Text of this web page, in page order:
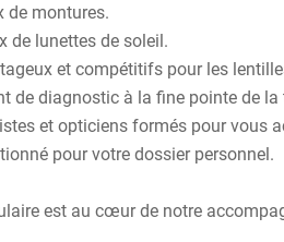
de montures.
de lunettes de soleil.
et compétitifs pour les
de diagnostic à la fine pointe de
et opticiens formés pour vous
pour votre dossier personnel.
est au cœur de notre